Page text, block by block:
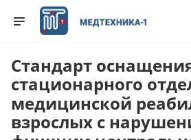
Стандарт
стационарного
медицинской
взрослых с